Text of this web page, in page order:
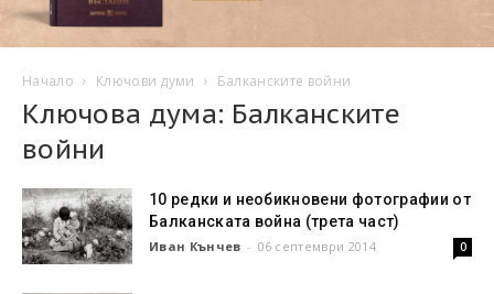
Начало Ключови думи Балканските войни
Ключова дума: Балканските
войни
10 редки и необикновени фотографии от
Балканската война (трета част)
Иван Кънчев - 06 септември 2014 0